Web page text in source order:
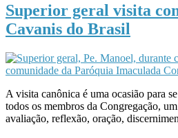
Superior geral visita
Cavanis do Brasil
A visita canônica é uma ocasião para
todos os membros da Congregação,
avaliação, reflexão, oração,